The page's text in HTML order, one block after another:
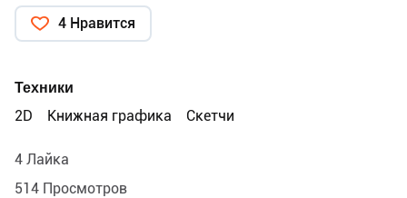
4 Нравится
Техники
2D
Книжная графика Скетчи
4 Лайка
514 Просмотров